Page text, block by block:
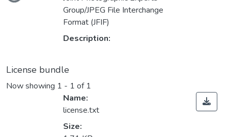
Group/JPEG File Interchange
Format (JFIF)
Description:
License bundle
Now showing 1 - 1 of 1
Name:
license.txt
Size: